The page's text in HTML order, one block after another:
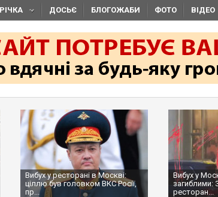
ДОСЬЄ БЛОГОЖАБИ ФОТО ВІДЕО
Вибух у ресторані в Москві:
ціллю був головком ВКС Росії,
пр...
Вибух у
загиблими:
ресторан...